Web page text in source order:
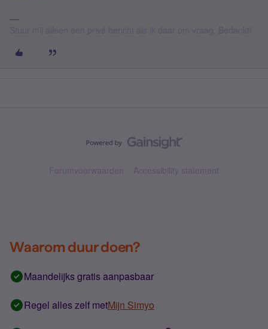
Forumvoorwaarden Accessibility statement
Waarom duur doen?
Maandelijks gratis aanpasbaar
Regel alles zelf metMijn Simyo